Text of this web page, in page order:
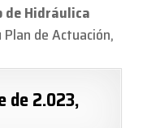
Hidráulica
de Actuación,
de 2.023,